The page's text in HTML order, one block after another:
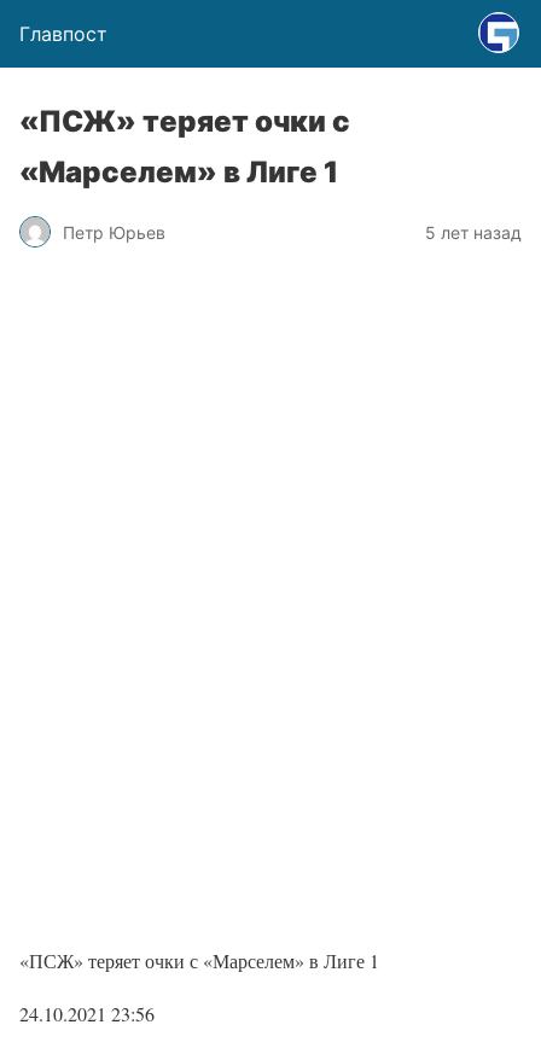
Главпост
«ПСЖ» теряет очки с
«Марселем» в Лиге 1
Петр Юрьев 5 лет назад
«ПСЖ» теряет очки с «Марселем» в Лиге 1
24.10.2021 23:56